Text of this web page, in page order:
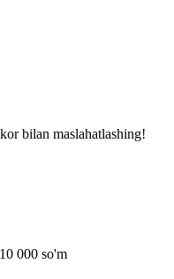
bilan maslahatlashing!
000 so'm